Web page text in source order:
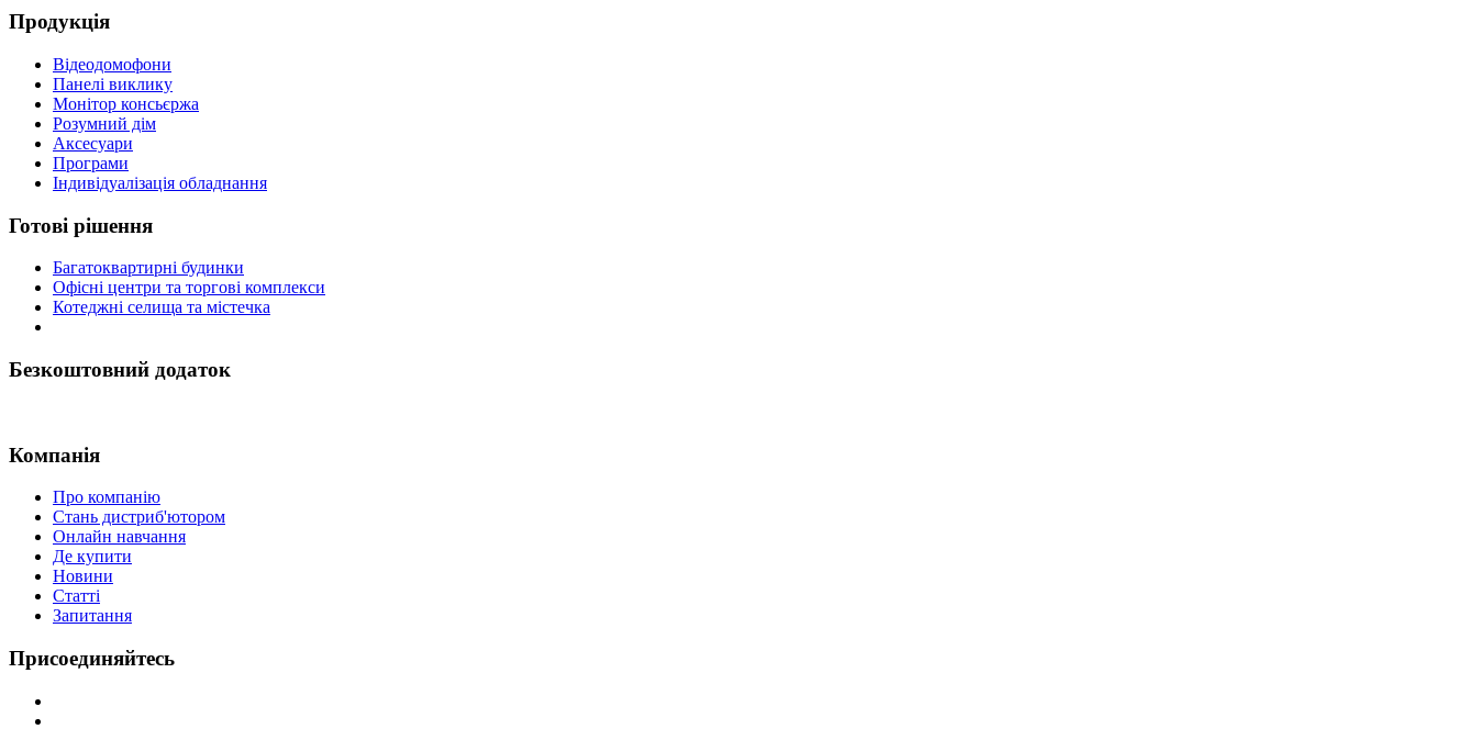
Продукція
Відеодомофони
Панелі виклику
Монітор консьєржа
Розумний дім
Аксесуари
Програми
Індивідуалізація обладнання
Готові рішення
Багатоквартирні будинки
Офісні центри та торгові комплекси
Котеджні селища та містечка
Безкоштовний додаток
Компанія
Про компанію
Стань дистриб'ютором
Онлайн навчання
Де купити
Новини
Статті
Запитання
Присоединяйтесь